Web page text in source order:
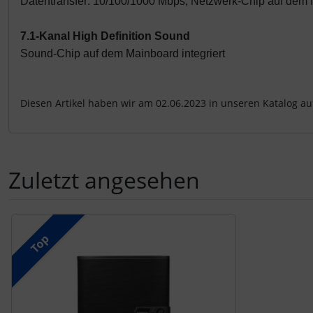
7.1-Kanal High Definition Sound
Sound-Chip auf dem Mainboard integriert
Diesen Artikel haben wir am 02.06.2023 in unseren Katalog
Zuletzt angesehen
Es folgt ein Produktslider - navigieren Sie mit der Tab-
Top